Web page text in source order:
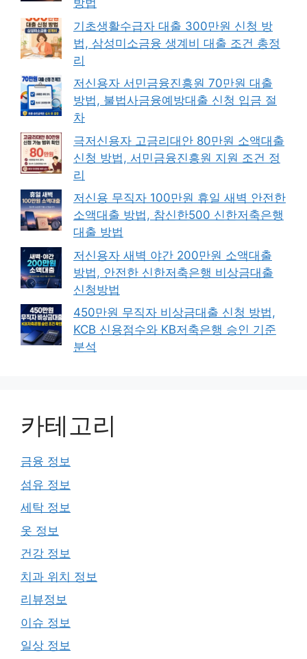
방법
기초생활수급자 대출 300만원 신청 방
법, 삼성미소금융 생계비 대출 조건 총정
리
저신용자 서민금융진흥원 70만원 대출
방법, 불법사금융예방대출 신청 입금 절
차
극저신용자 고금리대안 80만원 소액대출
신청 방법, 서민금융진흥원 지원 조건 정
리
저신용 무직자 100만원 휴일 새벽 안전한
소액대출 방법, 참신한500 신한저축은행
대출 방법
저신용자 새벽 야간 200만원 소액대출
방법, 안전한 신한저축은행 비상금대출
신청방법
450만원 무직자 비상금대출 신청 방법,
KCB 신용점수와 KB저축은행 승인 기준
분석
카테고리
금융 정보
섬유 정보
세탁 정보
옷 정보
건강 정보
치과 위치 정보
리뷰정보
이슈 정보
일상 정보